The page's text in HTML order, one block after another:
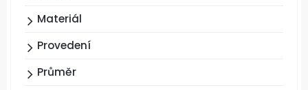
Materiál
Provedení
Průměr